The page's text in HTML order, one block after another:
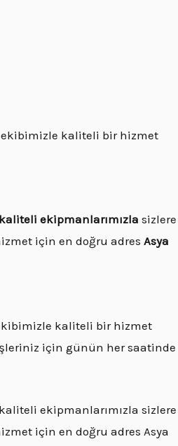
kaliteli bir hizmet
kaliteli ekipmanlarımızla sizlere
için en doğru adres Asya
ekibimizle kaliteli bir hizmet
için günün her saatinde
ekipmanlarımızla sizlere
için en doğru adres Asya